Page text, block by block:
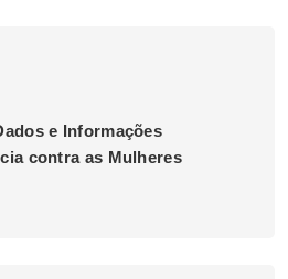
e Informações
contra as Mulheres